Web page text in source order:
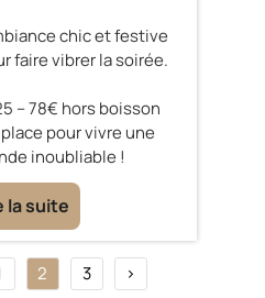
chic et festive
faire vibrer la soirée.
– 78€ hors boisson
pour vivre une
inoubliable !
la suite
2 3 >